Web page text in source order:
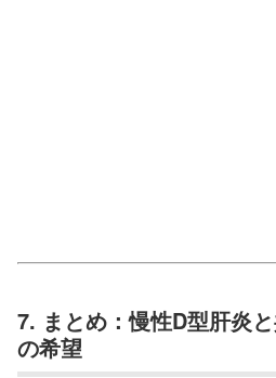
7. まとめ：慢性D型肝炎
の希望